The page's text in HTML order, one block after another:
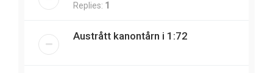
Replies: 1
Austrått kanontårn i 1:72